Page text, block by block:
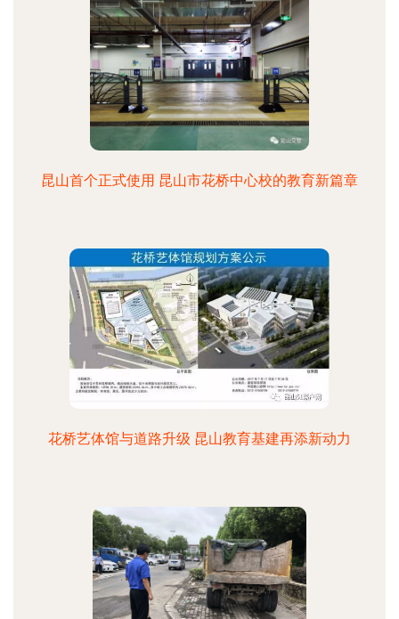
昆山首个正式使用 昆山市花桥中心校的教育新篇章
花桥艺体馆与道路升级 昆山教育基建再添新动力